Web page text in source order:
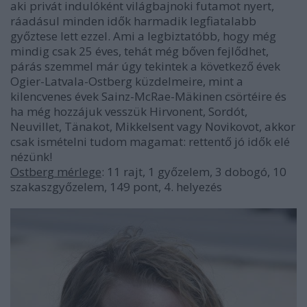
aki privát indulóként világbajnoki futamot nyert,
ráadásul minden idők harmadik legfiatalabb
győztese lett ezzel. Ami a legbiztatóbb, hogy még
mindig csak 25 éves, tehát még bőven fejlődhet,
párás szemmel már úgy tekintek a következő évek
Ogier-Latvala-Ostberg küzdelmeire, mint a
kilencvenes évek Sainz-McRae-Mäkinen csörtéire és
ha még hozzájuk vesszük Hirvonent, Sordót,
Neuvillet, Tänakot, Mikkelsent vagy Novikovot, akkor
csak ismételni tudom magamat: rettentő jó idők elé
nézünk!
Ostberg mérlege: 11 rajt, 1 győzelem, 3 dobogó, 10
szakaszgyőzelem, 149 pont, 4. helyezés